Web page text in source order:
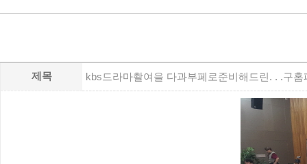
제목 kbs드라마촬여을 다과부페로준비해드린. . .구